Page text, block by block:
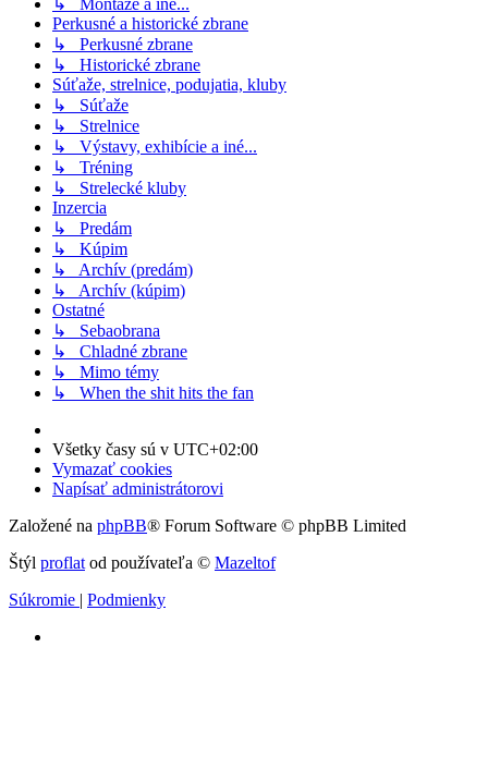
Perkusné a historické zbrane
↳ Perkusné zbrane
↳ Historické zbrane
Súťaže, strelnice, podujatia, kluby
↳ Súťaže
↳ Strelnice
↳ Výstavy, exhibície a iné...
↳ Tréning
↳ Strelecké kluby
Inzercia
↳ Predám
↳ Kúpim
↳ Archív (predám)
↳ Archív (kúpim)
Ostatné
↳ Sebaobrana
↳ Chladné zbrane
↳ Mimo témy
↳ When the shit hits the fan
Všetky časy sú v UTC+02:00
Vymazať cookies
Napísať administrátorovi
Založené na phpBB® Forum Software © phpBB Limited
Štýl proflat od používateľa © Mazeltof
Súkromie | Podmienky